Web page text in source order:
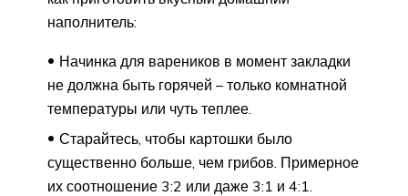
наполнитель:
Начинка для вареников в момент закладки
не должна быть горячей – только комнатной
температуры или чуть теплее.
Старайтесь, чтобы картошки было
существенно больше, чем грибов. Примерное
их соотношение 3:2 или даже 3:1 и 4:1.